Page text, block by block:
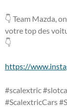
👇 Team Mazda,
votre top des
👇
https://
#scalextric
#ScalextricCars